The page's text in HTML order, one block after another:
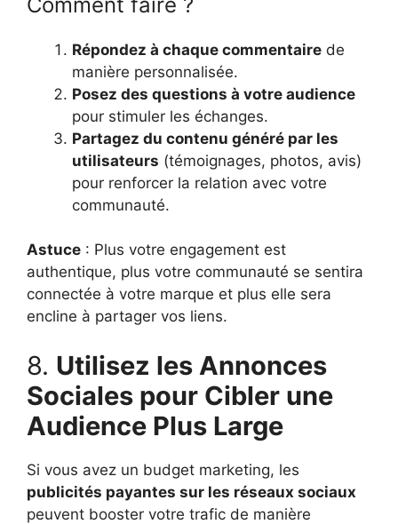
Répondez à chaque commentaire de
manière personnalisée.
Posez des questions à votre audience
pour stimuler les échanges.
Partagez du contenu généré par les
utilisateurs (témoignages, photos, avis)
pour renforcer la relation avec votre
communauté.
Astuce : Plus votre engagement est
authentique, plus votre communauté se sentira
connectée à votre marque et plus elle sera
encline à partager vos liens.
8. Utilisez les Annonces
Sociales pour Cibler une
Audience Plus Large
Si vous avez un budget marketing, les
publicités payantes sur les réseaux sociaux
peuvent booster votre trafic de manière